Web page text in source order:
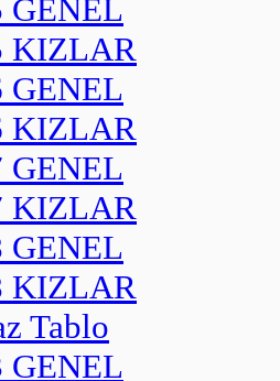
GENEL
KIZLAR
GENEL
KIZLAR
GENEL
KIZLAR
GENEL
KIZLAR
Tablo
GENEL